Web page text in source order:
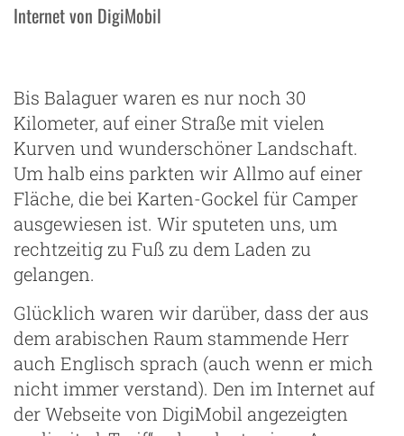
Internet von DigiMobil
Bis Balaguer waren es nur noch 30
Kilometer, auf einer Straße mit vielen
Kurven und wunderschöner Landschaft.
Um halb eins parkten wir Allmo auf einer
Fläche, die bei Karten-Gockel für Camper
ausgewiesen ist. Wir sputeten uns, um
rechtzeitig zu Fuß zu dem Laden zu
gelangen.
Glücklich waren wir darüber, dass der aus
dem arabischen Raum stammende Herr
auch Englisch sprach (auch wenn er mich
nicht immer verstand). Den im Internet auf
der Webseite von DigiMobil angezeigten